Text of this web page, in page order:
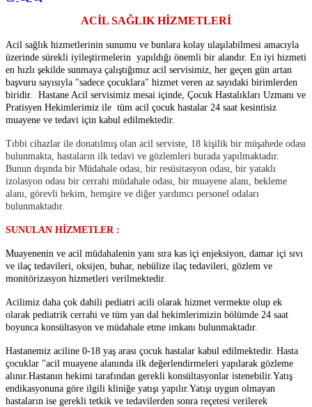
ACİL SAĞLIK HİZMETLERİ
Acil sağlık hizmetlerinin sunumu ve bunlara kolay ulaşılabilmesi amacıyla
üzerinde sürekli iyileştirmelerin yapıldığı önemli bir alandır. En iyi hizmeti
en hızlı şekilde sunmaya çalıştığımız acil servisimiz, her geçen gün artan
başvuru sayısıyla "sadece çocuklara" hizmet veren az sayıdaki birimlerden
biridir. Hastane Acil servisimiz mesai içinde, Çocuk Hastalıkları Uzmanı ve
Pratisyen Hekimlerimiz ile tüm acil çocuk hastalar 24 saat kesintisiz
muayene ve tedavi için kabul edilmektedir.
Tıbbi cihazlar ile donatılmış olan acil serviste, 18 kişilik bir müşahede odası
bulunmakta, hastaların ilk tedavi ve gözlemleri burada yapılmaktadır.
Bunun dışında bir Müdahale odası, bir resüsitasyon odası, bir yataklı
izolasyon odası bir cerrahi müdahale odası, bir muayene alanı, bekleme
alanı, görevli hekim, hemşire ve diğer yardımcı personel odaları
bulunmaktadır.
SUNULAN HİZMETLER :
Muayenenin ve acil müdahalenin yanı sıra kas içi enjeksiyon, damar içi sıvı
ve ilaç tedavileri, oksijen, buhar, nebülize ilaç tedavileri, gözlem ve
monitörizasyon hizmetleri verilmektedir.
Acilimiz daha çok dahili pediatri acili olarak hizmet vermekte olup ek
olarak pediatrik cerrahi ve tüm yan dal hekimlerimizin bölümde 24 saat
boyunca konsültasyon ve müdahale etme imkanı bulunmaktadır.
Hastanemiz aciline 0-18 yaş arası çocuk hastalar kabul edilmektedir. Hasta
çocuklar "acil muayene alanında ilk değerlendirmeleri yapılarak gözleme
alınır.Hastanın hekimi tarafından gerekli konsültasyonlar istenebilir.Yatış
endikasyonuna göre ilgili kliniğe yatışı yapılır.Yatışı uygun olmayan
hastaların ise gerekli tetkik ve tedavilerden sonra reçetesi verilerek